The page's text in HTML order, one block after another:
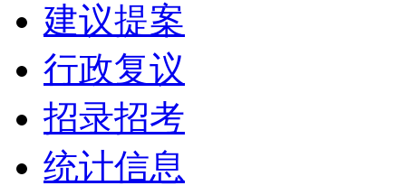
建议提案
行政复议
招录招考
统计信息